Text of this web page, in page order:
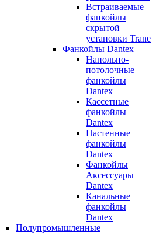
Встраиваемые
фанкойлы
скрытой
установки Trane
Фанкойлы Dantex
Напольно-
потолочные
фанкойлы
Dantex
Кассетные
фанкойлы
Dantex
Настенные
фанкойлы
Dantex
Фанкойлы
Аксессуары
Dantex
Канальные
фанкойлы
Dantex
Полупромышленные